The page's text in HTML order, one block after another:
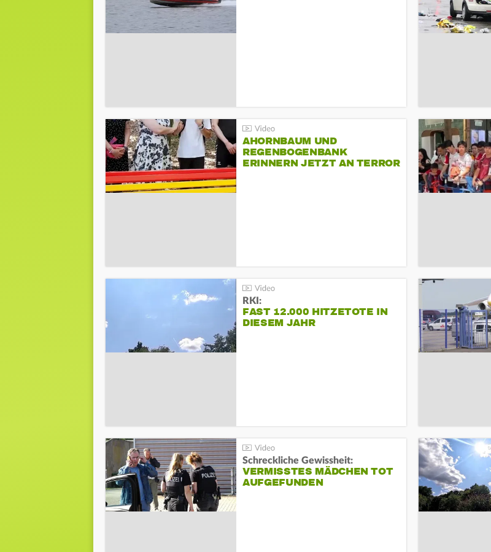
AHORNBAUM UND
REGENBOGENBANK
ERINNERN JETZT AN TERROR
RKI:
FAST 12.000 HITZETOTE IN
DIESEM JAHR
Schreckliche Gewissheit:
VERMISSTES MÄDCHEN TOT
AUFGEFUNDEN